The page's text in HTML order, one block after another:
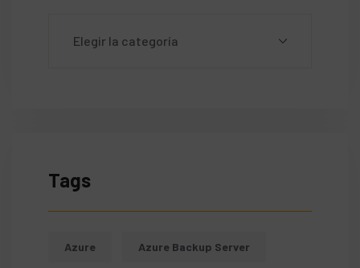
Tags
Azure Azure Backup Server